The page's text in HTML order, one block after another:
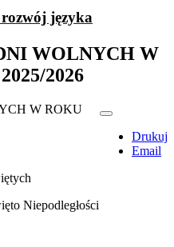
języka
WOLNYCH W
2026
Drukuj
Email
W ROKU
Niepodległości